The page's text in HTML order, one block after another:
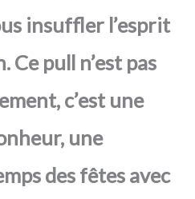
insuffler l’esprit
Ce pull n’est pas
c’est une
une
des fêtes avec